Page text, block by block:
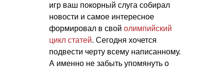
игр ваш покорный слуга собирал
новости и самое интересное
формировал в свой олимпийский
цикл статей. Сегодня хочется
подвести черту всему написанному.
А именно не забыть упомянуть о